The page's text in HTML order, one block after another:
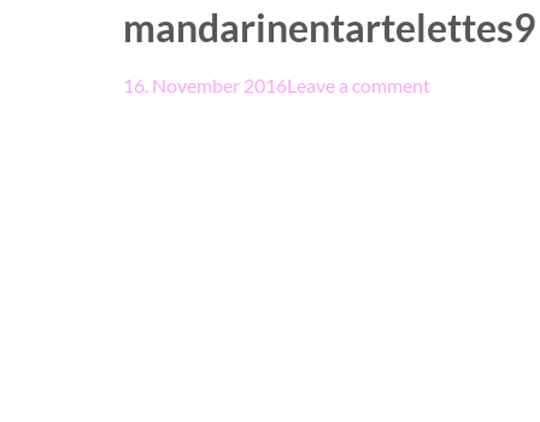
mandarinentartelettes9
16. November 2016Leave a comment